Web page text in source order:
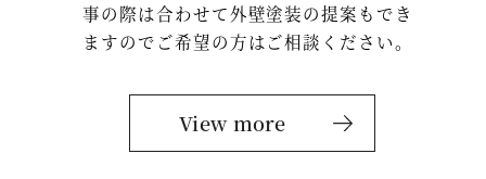
事の際は合わせて外壁塗装の提案もでき
ますのでご希望の方はご相談ください。
View more